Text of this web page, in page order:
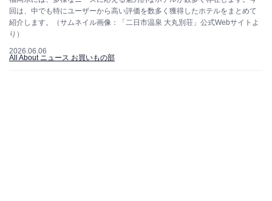
回は、中でも特にユーザーから高い評価を数多く獲得したホテルをまとめて
紹介します。（サムネイル画像：「二日市温泉 大丸別荘」公式Webサイトよ
り）
2026.06.06
All About ニュース お買いもの部